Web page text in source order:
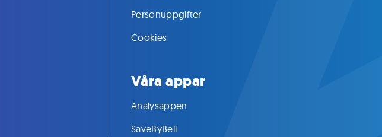
Personuppgifter
Cookies
Våra appar
Analysappen
SaveByBell